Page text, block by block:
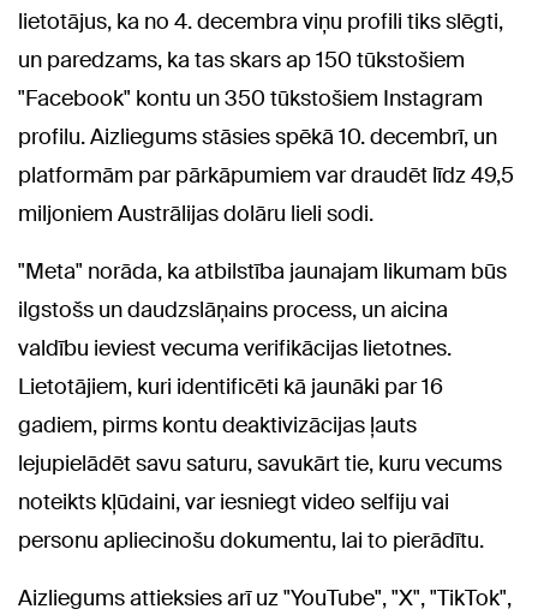
lietotājus, ka no 4. decembra viņu profili tiks slēgti,
un paredzams, ka tas skars ap 150 tūkstošiem
"Facebook" kontu un 350 tūkstošiem Instagram
profilu. Aizliegums stāsies spēkā 10. decembrī, un
platformām par pārkāpumiem var draudēt līdz 49,5
miljoniem Austrālijas dolāru lieli sodi.
"Meta" norāda, ka atbilstība jaunajam likumam būs
ilgstošs un daudzslāņains process, un aicina
valdību ieviest vecuma verifikācijas lietotnes.
Lietotājiem, kuri identificēti kā jaunāki par 16
gadiem, pirms kontu deaktivizācijas ļauts
lejupielādēt savu saturu, savukārt tie, kuru vecums
noteikts kļūdaini, var iesniegt video selfiju vai
personu apliecinošu dokumentu, lai to pierādītu.
Aizliegums attieksies arī uz "YouTube", "X", "TikTok",